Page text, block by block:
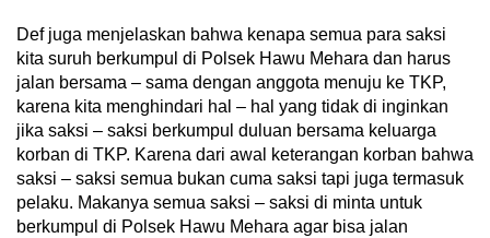
Def juga menjelaskan bahwa kenapa semua para saksi
kita suruh berkumpul di Polsek Hawu Mehara dan harus
jalan bersama – sama dengan anggota menuju ke TKP,
karena kita menghindari hal – hal yang tidak di inginkan
jika saksi – saksi berkumpul duluan bersama keluarga
korban di TKP. Karena dari awal keterangan korban bahwa
saksi – saksi semua bukan cuma saksi tapi juga termasuk
pelaku. Makanya semua saksi – saksi di minta untuk
berkumpul di Polsek Hawu Mehara agar bisa jalan